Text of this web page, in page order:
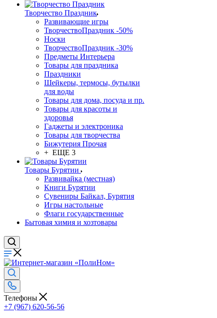
Творчество Праздник
Развивающие игры
ТворчествоПраздник -50%
Носки
ТворчествоПраздник -30%
Предметы Интерьера
Товары для праздника
Праздники
Шейкеры, термосы, бутылки
для воды
Товары для дома, посуда и пр.
Товары для красоты и
здоровья
Гаджеты и электроника
Товары для творчества
Бижутерия Прочая
+ ЕЩЕ 3
Товары Бурятии
Развивайка (местная)
Книги Бурятии
Сувениры Байкал, Бурятия
Игры настольные
Флаги государственные
Бытовая химия и хозтовары
Телефоны
+7 (967) 620-56-56